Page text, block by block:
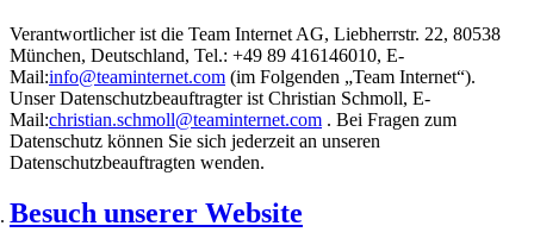
Verantwortlicher ist die Team Internet AG, Liebherrstr. 22, 80538
München, Deutschland, Tel.: +49 89 416146010, E-
Mail:info@teaminternet.com (im Folgenden „Team Internet“).
Unser Datenschutzbeauftragter ist Christian Schmoll, E-
Mail:christian.schmoll@teaminternet.com . Bei Fragen zum
Datenschutz können Sie sich jederzeit an unseren
Datenschutzbeauftragten wenden.
Besuch unserer Website